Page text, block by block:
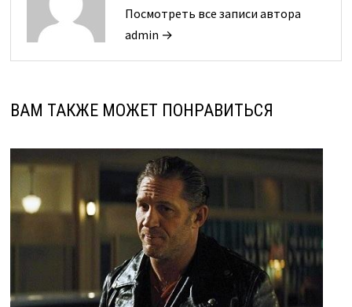
Посмотреть все записи автора
admin →
ВАМ ТАКЖЕ МОЖЕТ ПОНРАВИТЬСЯ